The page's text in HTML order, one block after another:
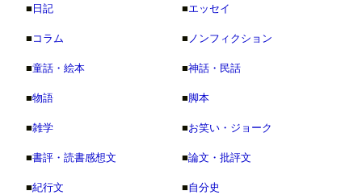
■ 日記 ■エッセイ
■ コラム ■ ノンフィクション
■童話・絵本 ■神話・民話
■物語 ■脚本
■雑学 ■お笑い・ジョーク
■書評・読書感想文 ■論文・批評文
■紀行文 ■自分史